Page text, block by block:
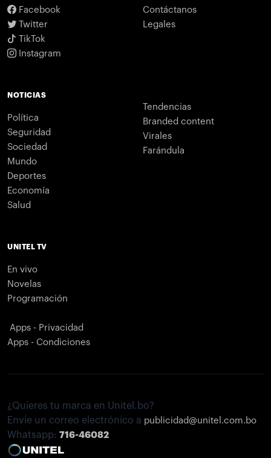
Facebook
Twitter
TikTok
Instagram
Contáctanos
Legales
NOTICIAS
Política
Seguridad
Sociedad
Mundo
Deportes
Economía
Salud
Tendencias
Branded content
Virales
Farándula
UNITEL TV
En vivo
Novelas
Programación
Apps - Privacidad
Apps - Condiciones
¿Quieres tu marca en Unitel.bo?
Envíe un correo electrónico a publicidad@unitel.com.bo
Whatsapp: 716-46082